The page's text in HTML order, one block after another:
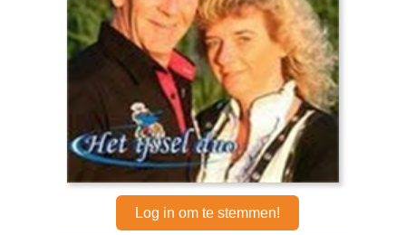
Log in om te stemmen!